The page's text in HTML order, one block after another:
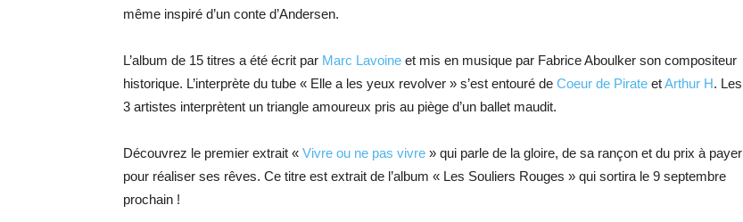
même inspiré d’un conte d’Andersen.
L’album de 15 titres a été écrit par Marc Lavoine et mis en musique par Fabrice Aboulker son compositeur
historique. L’interprète du tube « Elle a les yeux revolver » s’est entouré de Coeur de Pirate etArthur H. Les
3 artistes interprètent un triangle amoureux pris au piège d’un ballet maudit.
Découvrez le premier extrait « Vivre ou ne pas vivre » qui parle de la gloire, de sa rançon et du prix à payer
pour réaliser ses rêves. Ce titre est extrait de l’album « Les Souliers Rouges » qui sortira le 9 septembre
prochain !